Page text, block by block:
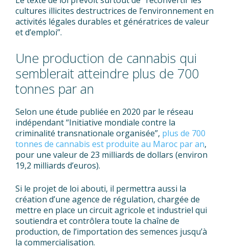
cultures illicites destructrices de l’environnement en
activités légales durables et génératrices de valeur
et d’emploi”.
Une production de cannabis qui
semblerait atteindre plus de 700
tonnes par an
Selon une étude publiée en 2020 par le réseau
indépendant “Initiative mondiale contre la
criminalité transnationale organisée”, plus de 700
tonnes de cannabis est produite au Maroc par an,
pour une valeur de 23 milliards de dollars (environ
19,2 milliards d’euros).
Si le projet de loi abouti, il permettra aussi la
création d’une agence de régulation, chargée de
mettre en place un circuit agricole et industriel qui
soutiendra et contrôlera toute la chaîne de
production, de l’importation des semences jusqu’à
la commercialisation.